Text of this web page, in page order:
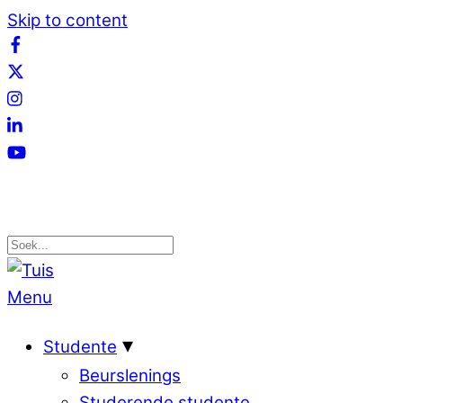
Skip to content
Menu
Studente
Beurslenings